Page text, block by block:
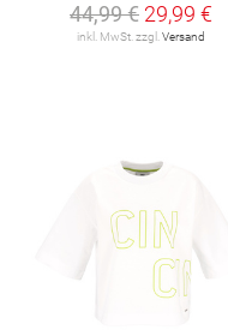
44,99 € 29,99 €
inkl. MwSt. zzgl. Versand